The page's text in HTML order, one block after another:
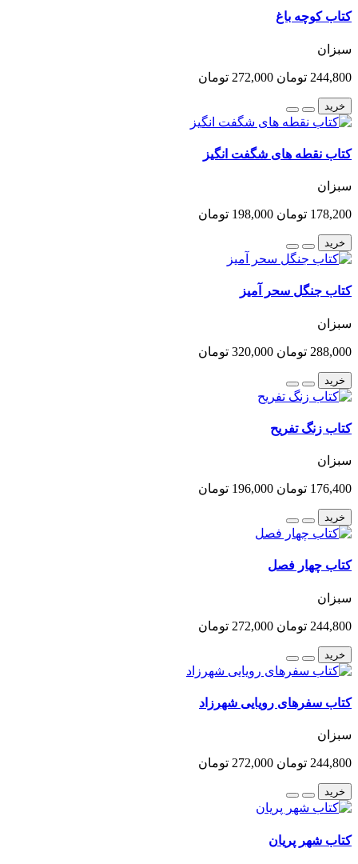
کتاب کوچه باغ
سبزان
244,800 تومان 272,000 تومان
خرید
کتاب نقطه های شگفت انگیز
سبزان
178,200 تومان 198,000 تومان
خرید
کتاب جنگل سحر آمیز
سبزان
288,000 تومان 320,000 تومان
خرید
کتاب زنگ تفریح
سبزان
176,400 تومان 196,000 تومان
خرید
کتاب چهار فصل
سبزان
244,800 تومان 272,000 تومان
خرید
کتاب سفرهای رویایی شهرزاد
سبزان
244,800 تومان 272,000 تومان
خرید
کتاب شهر پریان